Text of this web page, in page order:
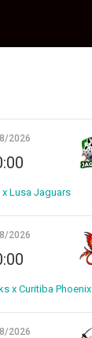
2026
Lusa Jaguars
2026
x Curitiba Phoenix
2026